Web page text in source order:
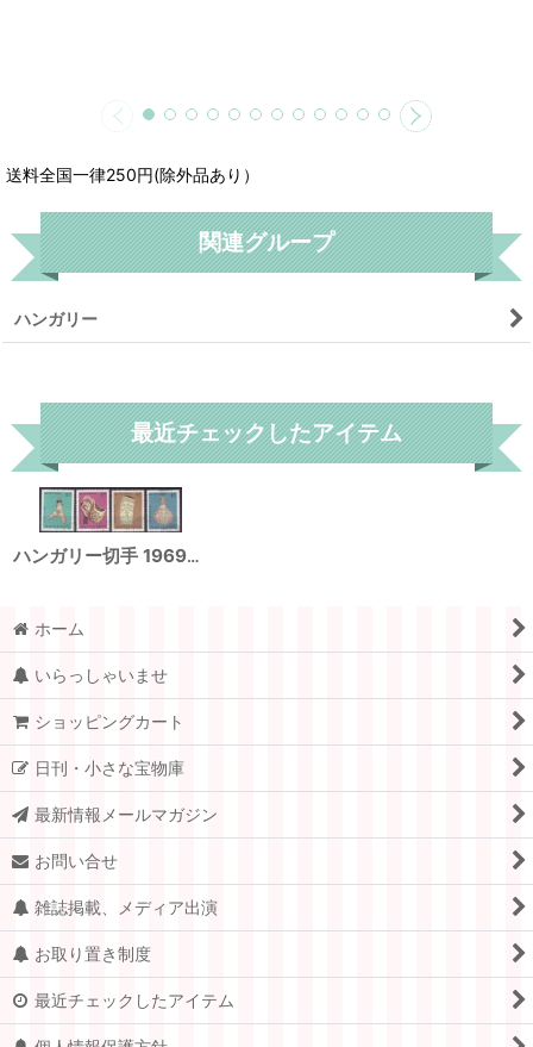
送料全国一律250円(除外品あり）
関連グループ
ハンガリー
最近チェックしたアイテム
ハンガリー切手 1969年 民芸品4種
ホーム
いらっしゃいませ
ショッピングカート
日刊・小さな宝物庫
最新情報メールマガジン
お問い合せ
雑誌掲載、メディア出演
お取り置き制度
最近チェックしたアイテム